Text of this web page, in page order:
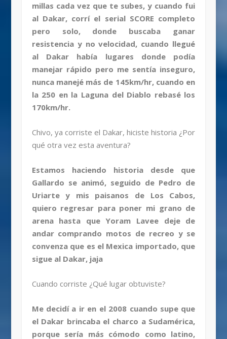
millas cada vez que te subes, y cuando fui
al Dakar, corrí el serial SCORE completo
pero solo, donde buscaba ganar
resistencia y no velocidad, cuando llegué
al Dakar había lugares donde podía
manejar rápido pero me sentía inseguro,
nunca manejé más de 145km/hr, cuando en
la 250 en la Laguna del Diablo rebasé los
170km/hr.
Chivo, ya corriste el Dakar, hiciste historia ¿Por
qué otra vez esta aventura?
Estamos haciendo historia desde que
Gallardo se animó, seguido de Pedro de
Uriarte y mis paisanos de Los Cabos,
quiero regresar para poner mi grano de
arena hasta que Yoram Lavee deje de
andar comprando motos de recreo y se
convenza que es el Mexica importado, que
sigue al Dakar, jaja
Cuando corriste ¿Qué lugar obtuviste?
Me decidí a ir en el 2008 cuando supe que
el Dakar brincaba el charco a Sudamérica,
porque sería más cómodo como latino,